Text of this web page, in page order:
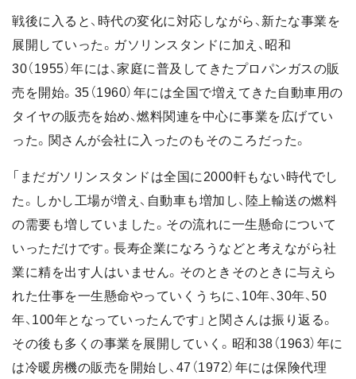
戦後に入ると、時代の変化に対応しながら、新たな事業を
展開していった。ガソリンスタンドに加え、昭和
30（1955）年には、家庭に普及してきたプロパンガスの販
売を開始。35（1960）年には全国で増えてきた自動車用の
タイヤの販売を始め、燃料関連を中心に事業を広げてい
った。関さんが会社に入ったのもそのころだった。
「まだガソリンスタンドは全国に2000軒もない時代でし
た。しかし工場が増え、自動車も増加し、陸上輸送の燃料
の需要も増していました。その流れに一生懸命について
いっただけです。長寿企業になろうなどと考えながら社
業に精を出す人はいません。そのときそのときに与えら
れた仕事を一生懸命やっていくうちに、10年、30年、50
年、100年となっていったんです」と関さんは振り返る。
その後も多くの事業を展開していく。昭和38（1963）年に
は冷暖房機の販売を開始し、47（1972）年には保険代理